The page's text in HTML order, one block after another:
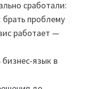
сработали:
проблему
работает —
язык в